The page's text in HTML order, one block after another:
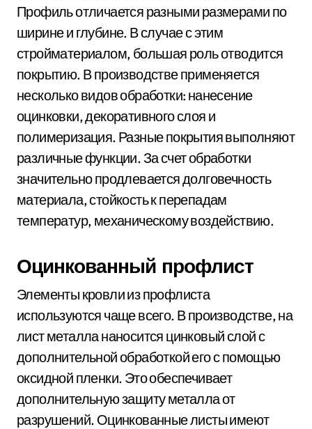
Профиль отличается разными размерами по
ширине и глубине. В случае с этим
стройматериалом, большая роль отводится
покрытию. В производстве применяется
несколько видов обработки: нанесение
оцинковки, декоративного слоя и
полимеризация. Разные покрытия выполняют
различные функции. За счет обработки
значительно продлевается долговечность
материала, стойкость к перепадам
температур, механическому воздействию.
Оцинкованный профлист
Элементы кровли из профлиста
используются чаще всего. В производстве, на
лист металла наносится цинковый слой с
дополнительной обработкой его с помощью
оксидной пленки. Это обеспечивает
дополнительную защиту металла от
разрушений. Оцинкованные листы имеют